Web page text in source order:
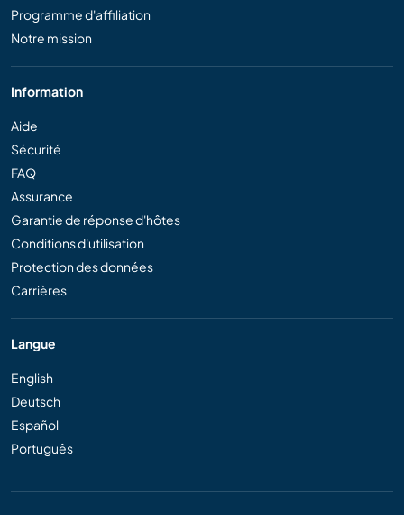
Programme d'affiliation
Notre mission
Information
Aide
Sécurité
FAQ
Assurance
Garantie de réponse d'hôtes
Conditions d'utilisation
Protection des données
Carrières
Langue
English
Deutsch
Español
Português